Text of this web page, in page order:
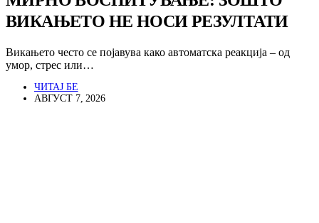
ВИКАЊЕТО НЕ НОСИ РЕЗУЛТАТИ
Викањето често се појавува како автоматска реакција – од
умор, стрес или…
ЧИТАЈ БЕ
АВГУСТ 7, 2026